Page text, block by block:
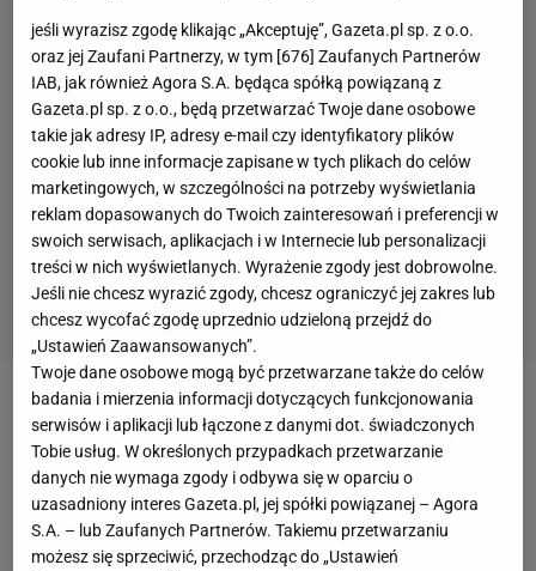
Dwa gole i pięć asyst - oto bilansPiotra Zielińskiego
we wszystkich rozgrywkach. Chociaż te liczby nie
rzucają na kolana, to jego wpływ na gręNapoli
znaczący. Jedynie Giovanni Di Lorenzo rozegrał
więcej minut od Polaka w tym sezonie.Ale choć
jeśli wyrazisz zgodę klikając „Akceptuję”, Gazeta.pl sp. z o.o.
oraz jej Zaufani Partnerzy, w tym [676] Zaufanych Partnerów
IAB, jak również Agora S.A. będąca spółką powiązaną z
Gazeta.pl sp. z o.o., będą przetwarzać Twoje dane osobowe
takie jak adresy IP, adresy e-mail czy identyfikatory plików
cookie lub inne informacje zapisane w tych plikach do celów
marketingowych, w szczególności na potrzeby wyświetlania
reklam dopasowanych do Twoich zainteresowań i preferencji w
swoich serwisach, aplikacjach i w Internecie lub personalizacji
treści w nich wyświetlanych. Wyrażenie zgody jest dobrowolne.
Jeśli nie chcesz wyrazić zgody, chcesz ograniczyć jej zakres lub
chcesz wycofać zgodę uprzednio udzieloną przejdź do
„Ustawień Zaawansowanych”.
Twoje dane osobowe mogą być przetwarzane także do celów
badania i mierzenia informacji dotyczących funkcjonowania
serwisów i aplikacji lub łączone z danymi dot. świadczonych
Tobie usług. W określonych przypadkach przetwarzanie
danych nie wymaga zgody i odbywa się w oparciu o
uzasadniony interes Gazeta.pl, jej spółki powiązanej – Agora
S.A. – lub Zaufanych Partnerów. Takiemu przetwarzaniu
możesz się sprzeciwić, przechodząc do „Ustawień